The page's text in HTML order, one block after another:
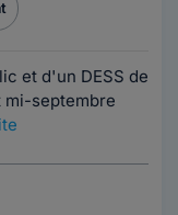
et d'un DESS de
septembre